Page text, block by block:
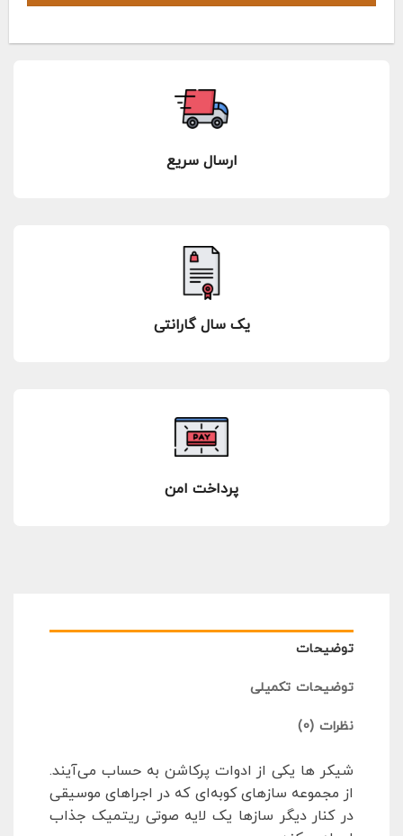
ارسال سریع
یک سال گارانتی
پرداخت امن
توضیحات
توضیحات تکمیلی
نظرات (0)
شیکر ها یکی از ادوات پرکاشن به حساب می‌آیند.
از مجموعه سازهای کوبه‌ای که در اجراهای موسیقی
در کنار دیگر سازها یک لایه صوتی ریتمیک جذاب